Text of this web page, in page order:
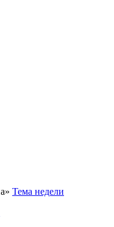
Тема недели